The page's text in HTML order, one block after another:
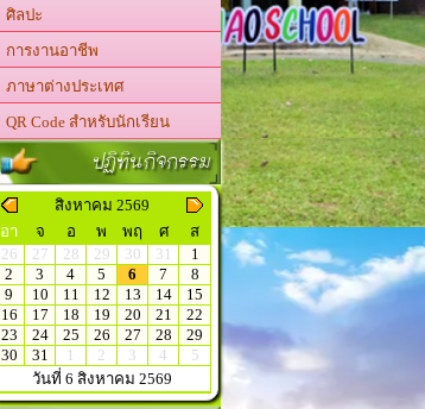
ศิลปะ
การงานอาชีพ
ภาษาต่างประเทศ
QR Code สำหรับนักเรียน
ปฏิทินกิจกรรม
สิงหาคม 2569
อา
จ อ พ พฤ ศ
ส
26
27 28 29 30 31
1
2
3 4 5 6 7
8
9
10 11 12 13 14
15
16
17 18 19 20 21
22
23
24 25 26 27 28
29
30
31 1 2 3 4
5
วันที่ 6 สิงหาคม 2569